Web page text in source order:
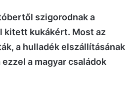
szigorodnak a
kitett kukákért. Most az
a hulladék elszállításának
a magyar családok